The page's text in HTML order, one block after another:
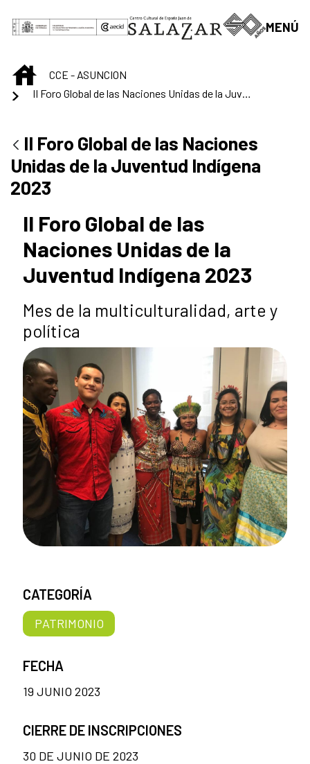
Saltar al contenido principal
MENÚ
INICIOCCE - ASUNCION
II Foro Global de las Naciones
Unidas de la Juventud Indígena
2023
II Foro Global de las
Naciones Unidas de la
Juventud Indígena 2023
Mes de la multiculturalidad, arte y
política
CATEGORÍA
PATRIMONIO
FECHA
19 JUNIO 2023
CIERRE DE INSCRIPCIONES
30 DE JUNIO DE 2023